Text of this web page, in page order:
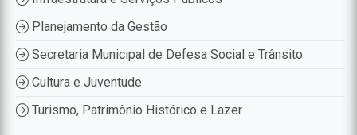
Planejamento da Gestão
Secretaria Municipal de Defesa Social e Trânsito
Cultura e Juventude
Turismo, Patrimônio Histórico e Lazer